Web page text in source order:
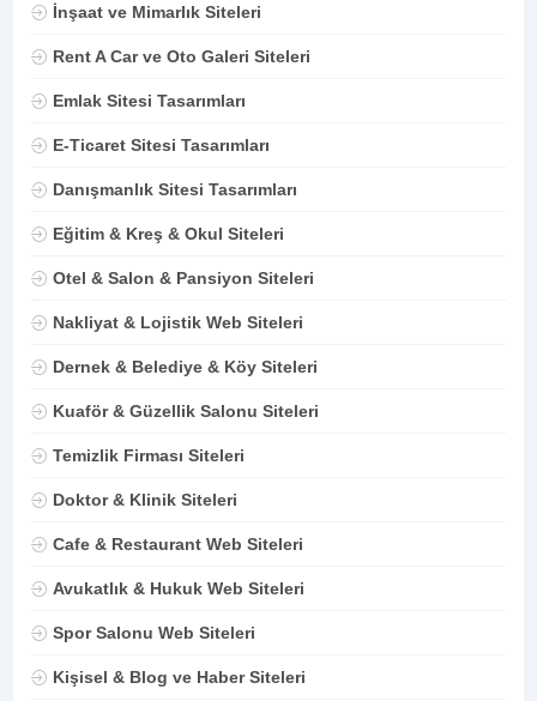
İnşaat ve Mimarlık Siteleri
Rent A Car ve Oto Galeri Siteleri
Emlak Sitesi Tasarımları
E-Ticaret Sitesi Tasarımları
Danışmanlık Sitesi Tasarımları
Eğitim & Kreş & Okul Siteleri
Otel & Salon & Pansiyon Siteleri
Nakliyat & Lojistik Web Siteleri
Dernek & Belediye & Köy Siteleri
Kuaför & Güzellik Salonu Siteleri
Temizlik Firması Siteleri
Doktor & Klinik Siteleri
Cafe & Restaurant Web Siteleri
Avukatlık & Hukuk Web Siteleri
Spor Salonu Web Siteleri
Kişisel & Blog ve Haber Siteleri